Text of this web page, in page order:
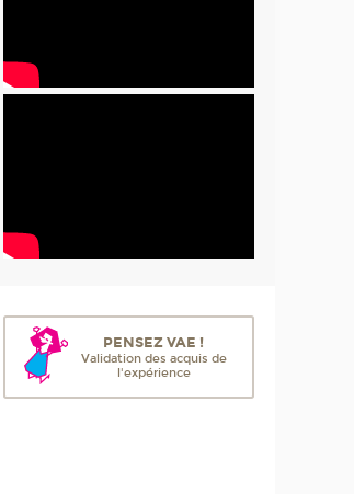
PENSEZ VAE !
Validation des acquis de
l'expérience